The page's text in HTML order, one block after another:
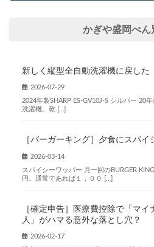
かぎや盛岡べん
新しく縦型全自動洗濯機に戻した
2026-07-29
2024年製SHARP ES-GV10J-S シルバー 20
洗濯機。乾 […]
［バーガーキング］夕食にスパ
2026-03-14
スパイシーワッパー 月一回のBURGER
円。通常であれば１，００ […]
［確定申告］医療費控除で「マイ
人」がハマる意外な落とし穴？
2026-02-17